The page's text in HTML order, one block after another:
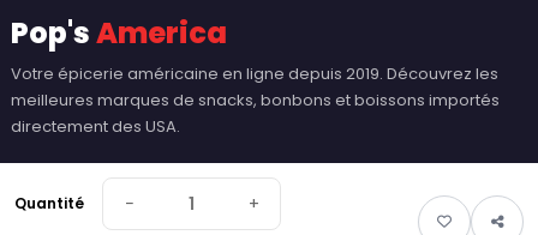
Quantité − +
Pop'sAmerica
Votre épicerie américaine en ligne depuis 2019. Découvrez les
meilleures marques de snacks, bonbons et boissons importés
directement des USA.